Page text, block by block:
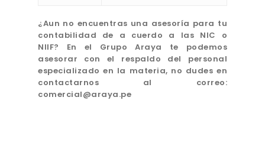
¿Aun no encuentras una asesoría para tu
contabilidad de a cuerdo a las NIC o
NIIF? En el Grupo Araya te podemos
asesorar con el respaldo del personal
especializado en la materia, no dudes en
contactarnos al correo:
comercial@araya.pe